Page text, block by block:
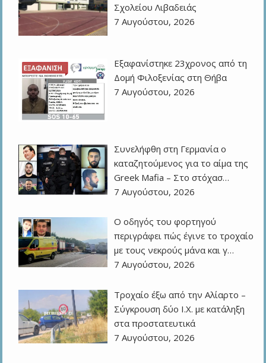
Σχολείου Λιβαδειάς
7 Αυγούστου, 2026
Εξαφανίστηκε 23χρονος από τη
Δομή Φιλοξενίας στη Θήβα
7 Αυγούστου, 2026
Συνελήφθη στη Γερμανία ο
καταζητούμενος για το αίμα της
Greek Mafia – Στο στόχασ…
7 Αυγούστου, 2026
Ο οδηγός του φορτηγού
περιγράφει πώς έγινε το τροχαίο
με τους νεκρούς μάνα και γ…
7 Αυγούστου, 2026
Τροχαίο έξω από την Αλίαρτο –
Σύγκρουση δύο Ι.Χ. με κατάληξη
στα προστατευτικά
7 Αυγούστου, 2026